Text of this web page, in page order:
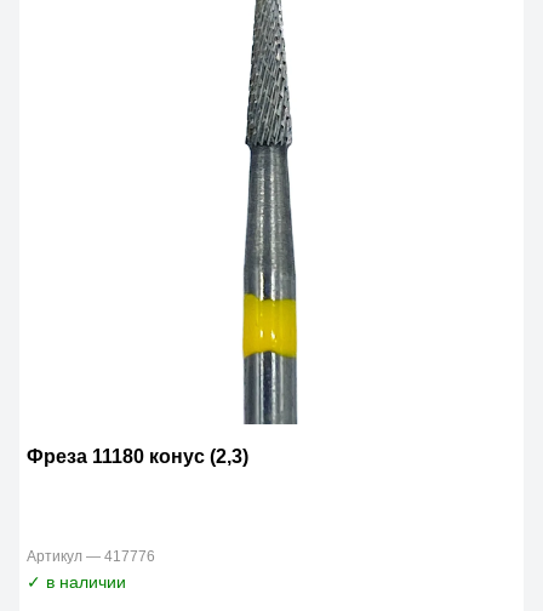
Фреза 11180 конус (2,3)
Артикул — 417776
✓ в наличии